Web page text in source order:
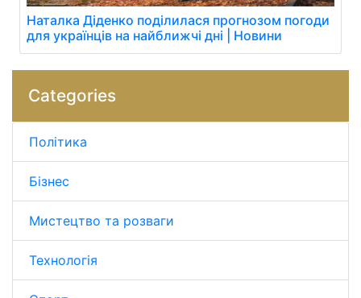
Наталка Діденко поділилася прогнозом погоди
для українців на найближчі дні | Новини
Categories
Політика
Бізнес
Мистецтво та розваги
Технологія